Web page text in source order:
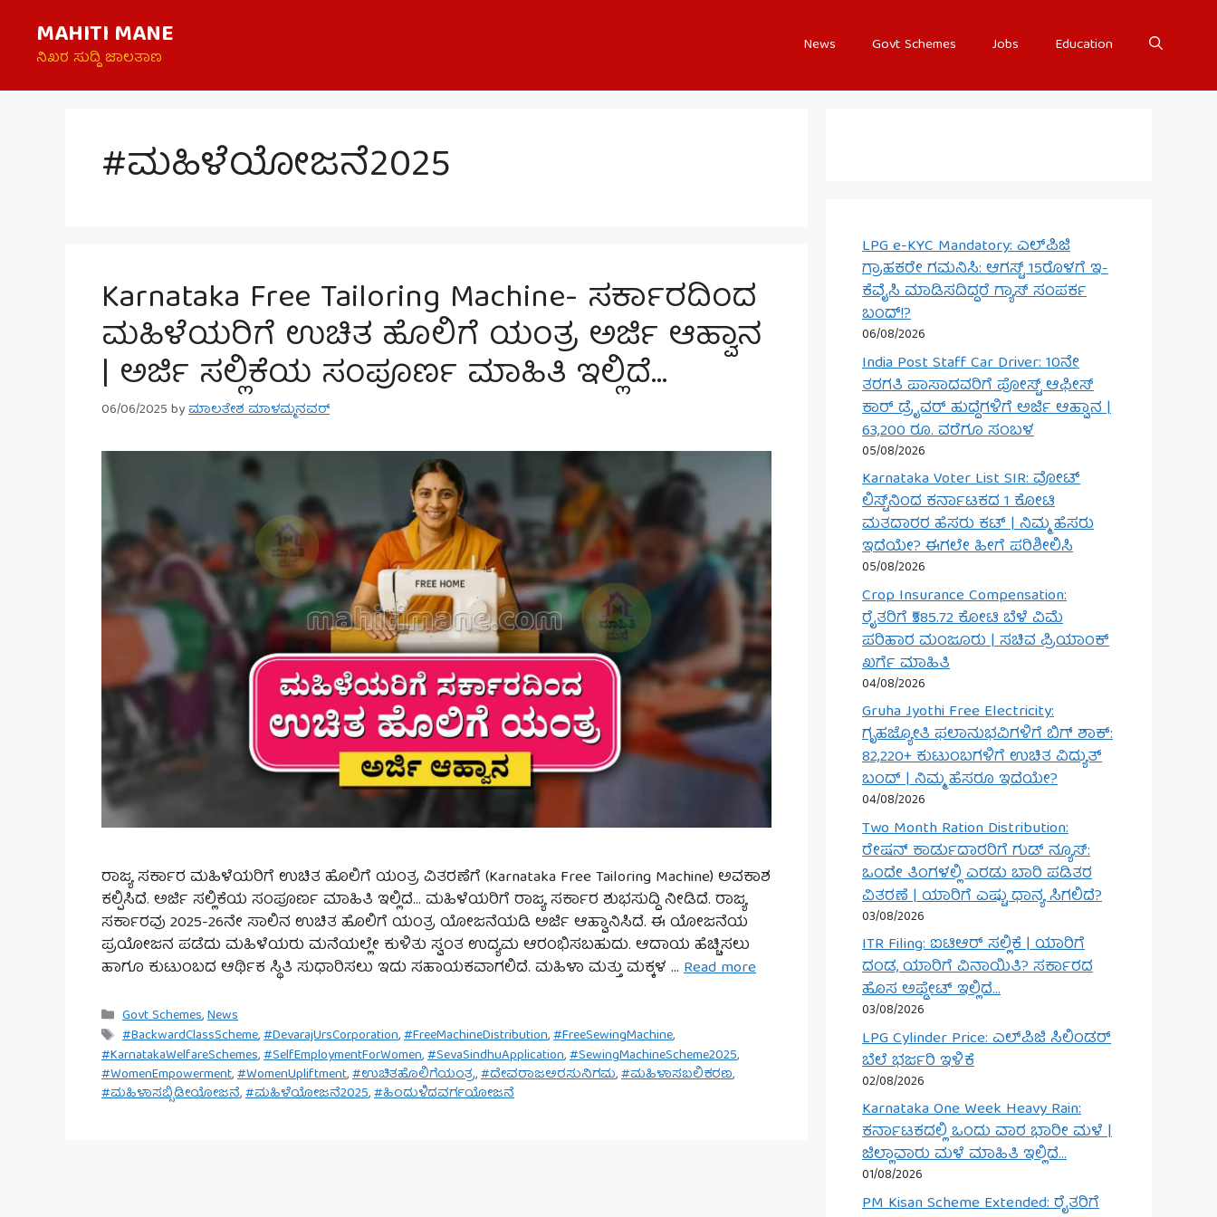
content
MAHITI MANE
ನಿಖರ ಸುದ್ದಿ ಜಾಲತಾಣ
News Govt Schemes Jobs Education
#ಮಹಿಳೆಯೋಜನೆ2025
Karnataka Free Tailoring Machine- ಸರ್ಕಾರದಿಂದ
ಮಹಿಳೆಯರಿಗೆ ಉಚಿತ ಹೊಲಿಗೆ ಯಂತ್ರ ಅರ್ಜಿ ಆಹ್ವಾನ
| ಅರ್ಜಿ ಸಲ್ಲಿಕೆಯ ಸಂಪೂರ್ಣ ಮಾಹಿತಿ ಇಲ್ಲಿದೆ…
06/06/2025byಮಾಲತೇಶ ಮಾಳಮ್ಮನವರ್
ರಾಜ್ಯ ಸರ್ಕಾರ ಮಹಿಳೆಯರಿಗೆ ಉಚಿತ ಹೊಲಿಗೆ ಯಂತ್ರ ವಿತರಣೆಗೆ (Karnataka Free Tailoring Machine) ಅವಕಾಶ
ಕಲ್ಪಿಸಿದೆ. ಅರ್ಜಿ ಸಲ್ಲಿಕೆಯ ಸಂಪೂರ್ಣ ಮಾಹಿತಿ ಇಲ್ಲಿದೆ… ಮಹಿಳೆಯರಿಗೆ ರಾಜ್ಯ ಸರ್ಕಾರ ಶುಭಸುದ್ದಿ ನೀಡಿದೆ. ರಾಜ್ಯ
ಸರ್ಕಾರವು 2025-26ನೇ ಸಾಲಿನ ಉಚಿತ ಹೊಲಿಗೆ ಯಂತ್ರ ಯೋಜನೆಯಡಿ ಅರ್ಜಿ ಆಹ್ವಾನಿಸಿದೆ. ಈ ಯೋಜನೆಯ
ಪ್ರಯೋಜನ ಪಡೆದು ಮಹಿಳೆಯರು ಮನೆಯಲ್ಲೇ ಕುಳಿತು ಸ್ವಂತ ಉದ್ಯಮ ಆರಂಭಿಸಬಹುದು. ಆದಾಯ ಹೆಚ್ಚಿಸಲು
ಹಾಗೂ ಕುಟುಂಬದ ಆರ್ಥಿಕ ಸ್ಥಿತಿ ಸುಧಾರಿಸಲು ಇದು ಸಹಾಯಕವಾಗಲಿದೆ. ಮಹಿಳಾ ಮತ್ತು ಮಕ್ಕಳ … Read more
Categories
Govt Schemes,News
Tags
#BackwardClassScheme,#DevarajUrsCorporation,#FreeMachineDistribution,#FreeSewingMachine,
#KarnatakaWelfareSchemes,#SelfEmploymentForWomen,#SevaSindhuApplication,#SewingMachineScheme2025,
#WomenEmpowerment,#WomenUpliftment,#ಉಚಿತಹೊಲಿಗೆಯಂತ್ರ,#ದೇವರಾಜಅರಸುನಿಗಮ,#ಮಹಿಳಾಸಬಲಿಕರಣ,
#ಮಹಿಳಾಸಬ್ಸಿಡೀಯೋಜನೆ,#ಮಹಿಳೆಯೋಜನೆ2025,#ಹಿಂದುಳಿದವರ್ಗಯೋಜನೆ
LPG e-KYC Mandatory: ಎಲ್‌ಪಿಜಿ
ಗ್ರಾಹಕರೇ ಗಮನಿಸಿ: ಆಗಸ್ಟ್ 15ರೊಳಗೆ ಇ-
ಕೆವೈಸಿ ಮಾಡಿಸದಿದ್ದರೆ ಗ್ಯಾಸ್ ಸಂಪರ್ಕ
ಬಂದ್!?
06/08/2026
India Post Staff Car Driver: 10ನೇ
ತರಗತಿ ಪಾಸಾದವರಿಗೆ ಪೋಸ್ಟ್ ಆಫೀಸ್
ಕಾರ್ ಡ್ರೈವರ್ ಹುದ್ದೆಗಳಿಗೆ ಅರ್ಜಿ ಆಹ್ವಾನ |
63,200 ರೂ. ವರೆಗೂ ಸಂಬಳ
05/08/2026
Karnataka Voter List SIR: ವೋಟ್
ಲಿಸ್ಟ್‌ನಿಂದ ಕರ್ನಾಟಕದ 1 ಕೋಟಿ
ಮತದಾರರ ಹೆಸರು ಕಟ್ | ನಿಮ್ಮ ಹೆಸರು
ಇದೆಯೇ? ಈಗಲೇ ಹೀಗೆ ಪರಿಶೀಲಿಸಿ
05/08/2026
Crop Insurance Compensation:
ರೈತರಿಗೆ ₹585.72 ಕೋಟಿ ಬೆಳೆ ವಿಮೆ
ಪರಿಹಾರ ಮಂಜೂರು | ಸಚಿವ ಪ್ರಿಯಾಂಕ್
ಖರ್ಗೆ ಮಾಹಿತಿ
04/08/2026
Gruha Jyothi Free Electricity:
ಗೃಹಜ್ಯೋತಿ ಫಲಾನುಭವಿಗಳಿಗೆ ಬಿಗ್ ಶಾಕ್:
82,220+ ಕುಟುಂಬಗಳಿಗೆ ಉಚಿತ ವಿದ್ಯುತ್
ಬಂದ್ | ನಿಮ್ಮ ಹೆಸರೂ ಇದೆಯೇ?
04/08/2026
Two Month Ration Distribution:
ರೇಷನ್ ಕಾರ್ಡುದಾರರಿಗೆ ಗುಡ್ ನ್ಯೂಸ್:
ಒಂದೇ ತಿಂಗಳಲ್ಲಿ ಎರಡು ಬಾರಿ ಪಡಿತರ
ವಿತರಣೆ | ಯಾರಿಗೆ ಎಷ್ಟು ಧಾನ್ಯ ಸಿಗಲಿದೆ?
03/08/2026
ITR Filing: ಐಟಿಆರ್ ಸಲ್ಲಿಕೆ | ಯಾರಿಗೆ
ದಂಡ, ಯಾರಿಗೆ ವಿನಾಯಿತಿ? ಸರ್ಕಾರದ
ಹೊಸ ಅಪ್ಡೇಟ್ ಇಲ್ಲಿದೆ…
03/08/2026
LPG Cylinder Price: ಎಲ್‌ಪಿಜಿ ಸಿಲಿಂಡರ್
ಬೆಲೆ ಭರ್ಜರಿ ಇಳಿಕೆ
02/08/2026
Karnataka One Week Heavy Rain:
ಕರ್ನಾಟಕದಲ್ಲಿ ಒಂದು ವಾರ ಭಾರೀ ಮಳೆ |
ಜಿಲ್ಲಾವಾರು ಮಳೆ ಮಾಹಿತಿ ಇಲ್ಲಿದೆ…
01/08/2026
PM Kisan Scheme Extended: ರೈತರಿಗೆ